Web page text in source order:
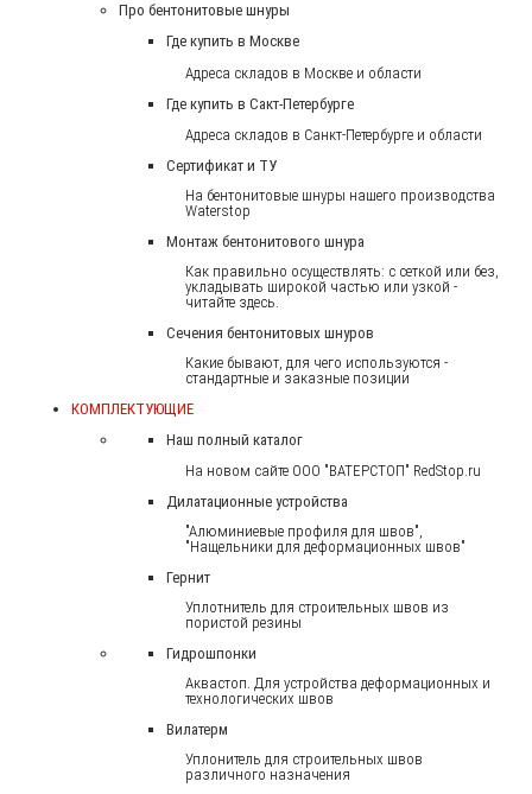
Про бентонитовые шнуры
Где купить в Москве
Адреса складов в Москве и области
Где купить в Сакт-Петербурге
Адреса складов в Санкт-Петербурге и области
Сертификат и ТУ
На бентонитовые шнуры нашего производства
Waterstop
Монтаж бентонитового шнура
Как правильно осуществлять: с сеткой или без,
укладывать широкой частью или узкой -
читайте здесь.
Сечения бентонитовых шнуров
Какие бывают, для чего используются -
стандартные и заказные позиции
КОМПЛЕКТУЮЩИЕ
Наш полный каталог
На новом сайте ООО "ВАТЕРСТОП" RedStop.ru
Дилатационные устройства
"Алюминиевые профиля для швов",
"Нащельники для деформационных швов"
Гернит
Уплотнитель для строительных швов из
пористой резины
Гидрошпонки
Аквастоп. Для устройства деформационных и
технологических швов
Вилатерм
Уплонитель для строительных швов
различного назначения